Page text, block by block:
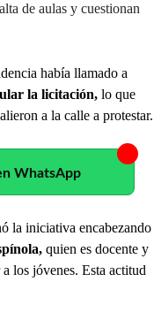
de aulas y cuestionan
había llamado a
la licitación, lo que
a la calle a protestar.
WhatsApp
la iniciativa encabezando
quien es docente y
los jóvenes. Esta actitud